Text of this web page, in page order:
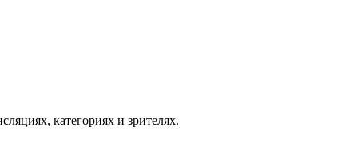
категориях и зрителях.